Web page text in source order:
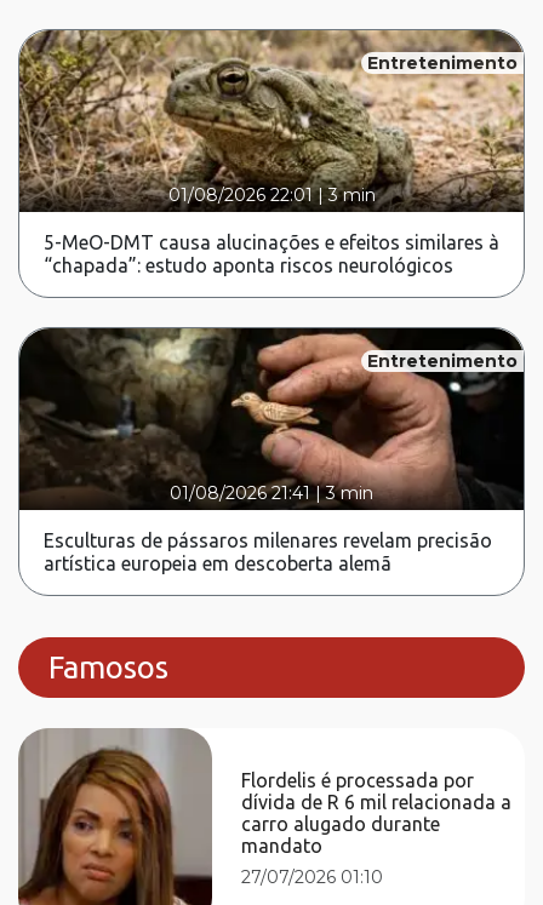
Entretenimento
01/08/2026 22:01|3 min
5-MeO-DMT causa alucinações e efeitos similares à
“chapada”: estudo aponta riscos neurológicos
Entretenimento
01/08/2026 21:41 |3 min
Esculturas de pássaros milenares revelam precisão
artística europeia em descoberta alemã
Famosos
Flordelis é processada por
dívida de R 6 mil relacionada a
carro alugado durante
mandato
27/07/2026 01:10